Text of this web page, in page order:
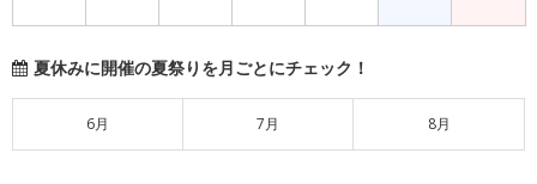
夏休みに開催の夏祭りを月ごとにチェック！
6月 7月 8月